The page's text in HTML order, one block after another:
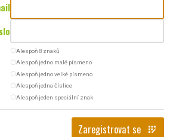
radio_button_uncheckedAlespoň 8 znaků
radio_button_uncheckedAlespoň jedno malé písmeno
radio_button_uncheckedAlespoň jedno velké písmeno
radio_button_uncheckedAlespoň jedna číslice
radio_button_uncheckedAlespoň jeden speciální znak
Zaregistrovat se app_registration